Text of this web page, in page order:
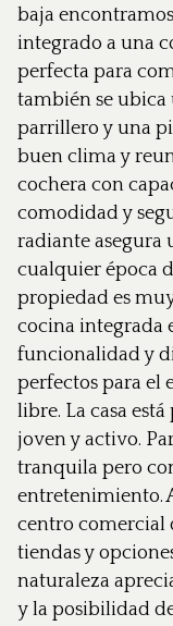
baja
integrado a una
perfecta para
también se ubica
parrillero y una
buen clima y
cochera con
comodidad y
radiante asegura
cualquier época
propiedad es
cocina integrada
funcionalidad y
perfectos para el
libre. La casa
joven y activo.
tranquila pero
entretenimiento.
centro comercial
tiendas y
naturaleza
y la posibilidad